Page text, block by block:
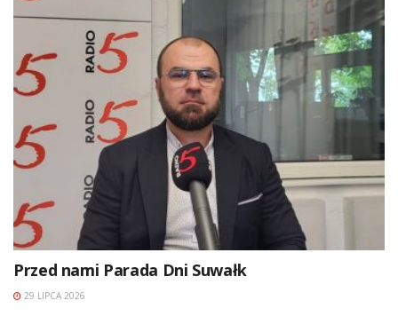
Przed nami Parada Dni Suwałk
29 LIPCA 2026